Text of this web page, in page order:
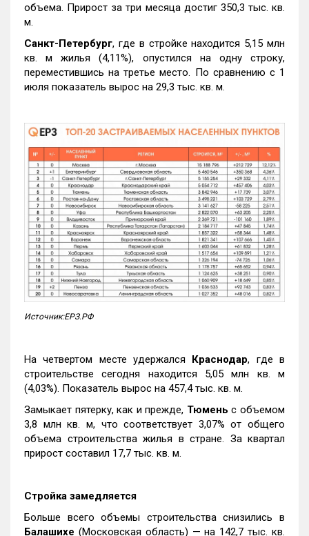
объема. Прирост за три месяца достиг 350,3 тыс. кв.
м.
Санкт-Петербург, где в стройке находится 5,15 млн
кв. м жилья (4,11%), опустился на одну строку,
переместившись на третье место. По сравнению с 1
июля показатель вырос на 29,3 тыс. кв. м.
Источник:ЕРЗ.РФ
На четвертом месте удержался Краснодар, где в
строительстве сегодня находится 5,05 млн кв. м
(4,03%). Показатель вырос на 457,4 тыс. кв. м.
Замыкает пятерку, как и прежде, Тюмень с объемом
3,8 млн кв. м, что соответствует 3,07% от общего
объема строительства жилья в стране. За квартал
прирост составил 17,7 тыс. кв. м.
Стройка замедляется
Больше всего объемы строительства снизились в
Балашихе (Московская область) — на 142,7 тыс. кв.